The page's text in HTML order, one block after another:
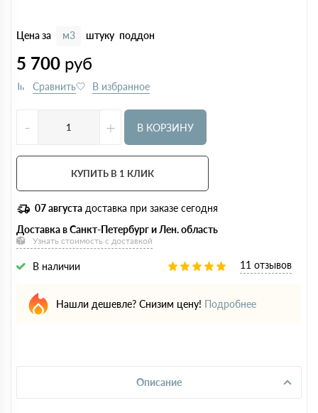
Цена за м3 штуку поддон
5 700 руб
- + В КОРЗИНУ
КУПИТЬ В 1 КЛИК
07 августа доставка при заказе сегодня
Доставка в Санкт-Петербург и Лен. область
Узнать стоимость с доставкой
В наличии 11 отзывов
Нашли дешевле? Снизим цену! Подробнее
Описание